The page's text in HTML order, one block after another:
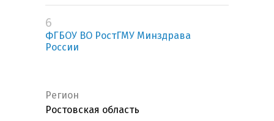
6
ФГБОУ ВО РостГМУ Минздрава
России
Регион
Ростовская область